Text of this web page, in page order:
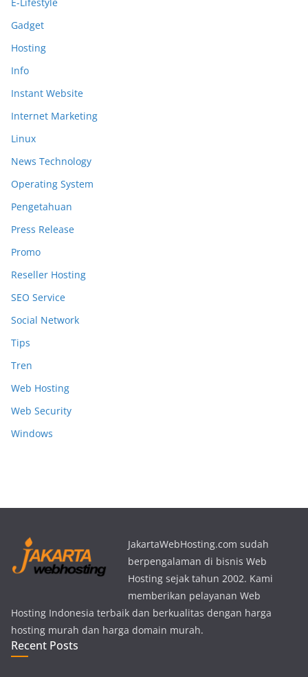
Gadget
Hosting
Info
Instant Website
Internet Marketing
Linux
News Technology
Operating System
Pengetahuan
Press Release
Promo
Reseller Hosting
SEO Service
Social Network
Tips
Tren
Web Hosting
Web Security
Windows
JakartaWebHosting.com sudah
berpengalaman di bisnis Web
Hosting sejak tahun 2002. Kami
memberikan pelayanan Web
Hosting Indonesia terbaik dan berkualitas dengan harga
hosting murah dan harga domain murah.
Recent Posts